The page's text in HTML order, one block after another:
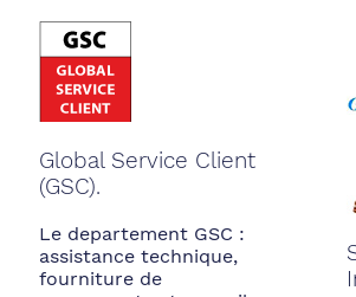
Global Service Client
(GSC).
Le departement GSC :
assistance technique,
fourniture de